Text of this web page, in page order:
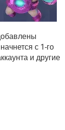
с 1-го
и другие